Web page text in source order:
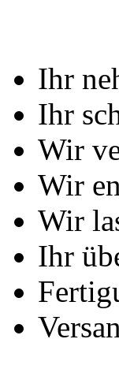
Ihr
Ihr
Wir
Wir
Wir
Ihr